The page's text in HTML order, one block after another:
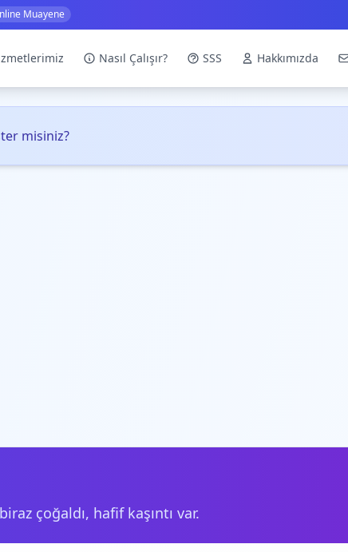
Muayene
Nasıl Çalışır? SSS Hakkımızda
misiniz?
çoğaldı, hafif kaşıntı var.